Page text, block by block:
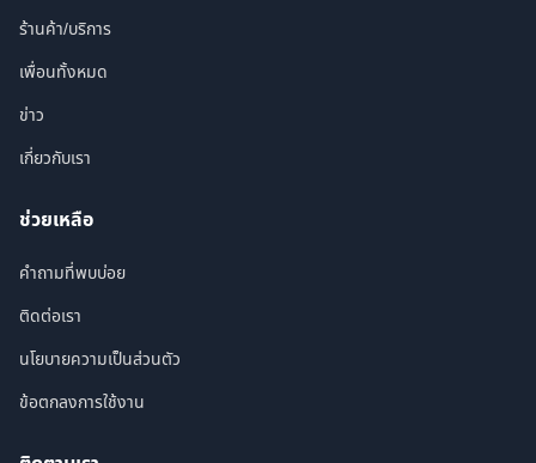
ร้านค้า/บริการ
เพื่อนทั้งหมด
ข่าว
เกี่ยวกับเรา
ช่วยเหลือ
คำถามที่พบบ่อย
ติดต่อเรา
นโยบายความเป็นส่วนตัว
ข้อตกลงการใช้งาน